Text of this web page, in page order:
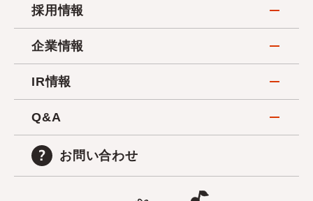
採用情報
企業情報
IR情報
Q&A
お問い合わせ